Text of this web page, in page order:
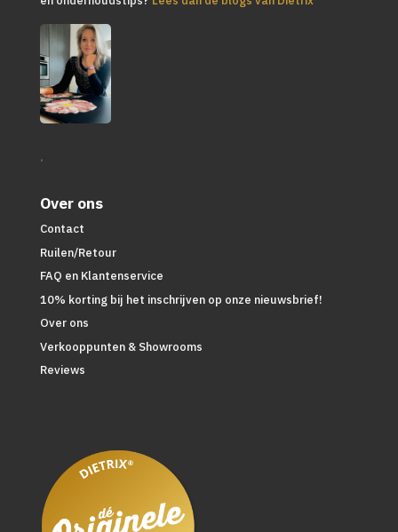
.
Over ons
Contact
Ruilen/Retour
FAQ en Klantenservice
10% korting bij het inschrijven op onze nieuwsbrief!
Over ons
Verkooppunten & Showrooms
Reviews